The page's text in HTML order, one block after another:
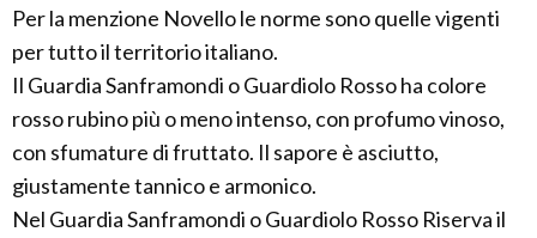
Per la menzione Novello le norme sono quelle vigenti
per tutto il territorio italiano.
Il Guardia Sanframondi o Guardiolo Rosso ha colore
rosso rubino più o meno intenso, con profumo vinoso,
con sfumature di fruttato. Il sapore è asciutto,
giustamente tannico e armonico.
Nel Guardia Sanframondi o Guardiolo Rosso Riserva il